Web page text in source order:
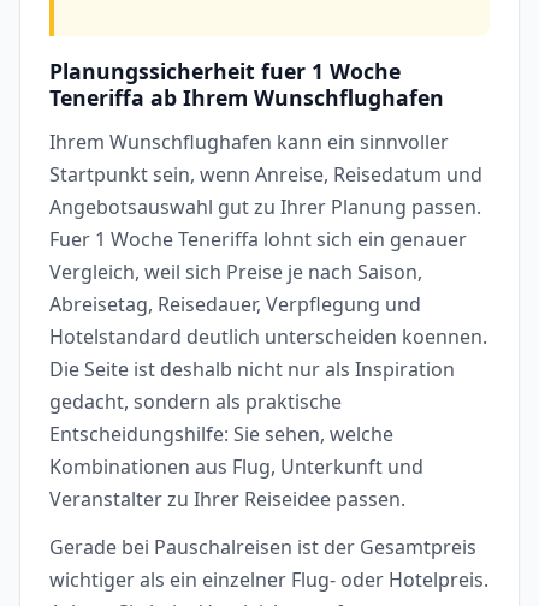
Planungssicherheit fuer 1 Woche
Teneriffa ab Ihrem Wunschflughafen
Ihrem Wunschflughafen kann ein sinnvoller
Startpunkt sein, wenn Anreise, Reisedatum und
Angebotsauswahl gut zu Ihrer Planung passen.
Fuer 1 Woche Teneriffa lohnt sich ein genauer
Vergleich, weil sich Preise je nach Saison,
Abreisetag, Reisedauer, Verpflegung und
Hotelstandard deutlich unterscheiden koennen.
Die Seite ist deshalb nicht nur als Inspiration
gedacht, sondern als praktische
Entscheidungshilfe: Sie sehen, welche
Kombinationen aus Flug, Unterkunft und
Veranstalter zu Ihrer Reiseidee passen.
Gerade bei Pauschalreisen ist der Gesamtpreis
wichtiger als ein einzelner Flug- oder Hotelpreis.